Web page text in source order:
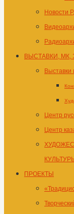
Новости
ВЫСТАВКИ, МК,
Выставки
Центр
Центр
ПРОЕКТЫ